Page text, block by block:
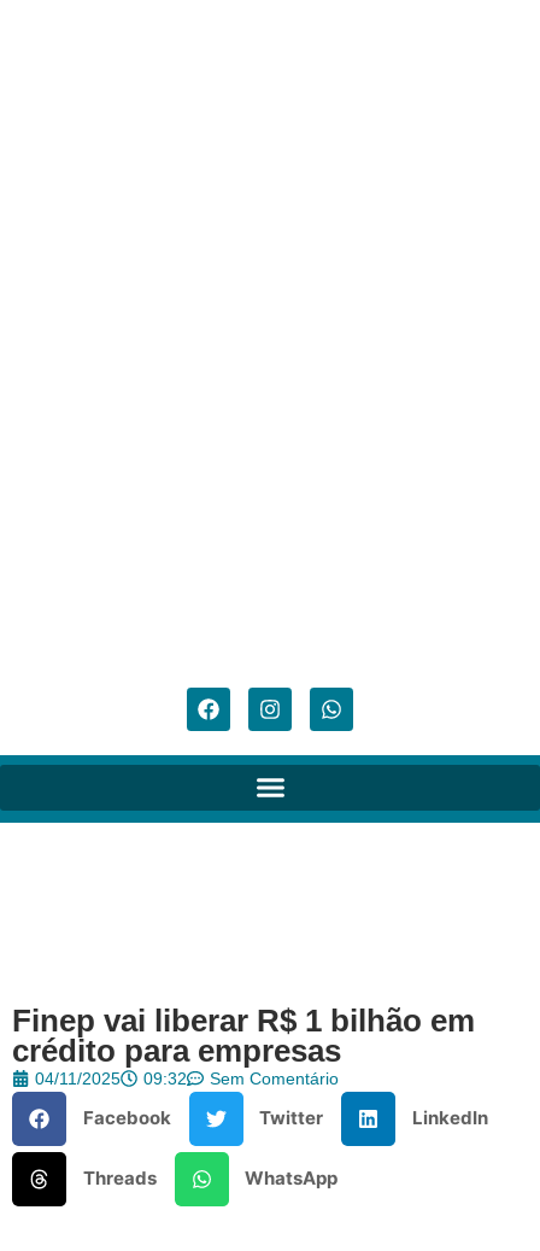
Finep vai liberar R$ 1 bilhão em
crédito para empresas
04/11/2025 09:32 Sem Comentário
Facebook Twitter LinkedIn
Threads WhatsApp